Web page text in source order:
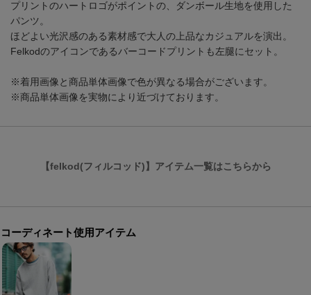
プリントのハートロゴがポイントの、ダンボール生地を使用した
パンツ。
ほどよい光沢感のある素材感で大人の上品なカジュアルを演出。
Felkodのアイコンであるバーコードプリントも左腿にセット。
※着用画像と商品単体画像で色が異なる場合がございます。
※商品単体画像を実物により近づけております。
【felkod(フィルコッド)】アイテム一覧はこちらから
コーディネート使用アイテム